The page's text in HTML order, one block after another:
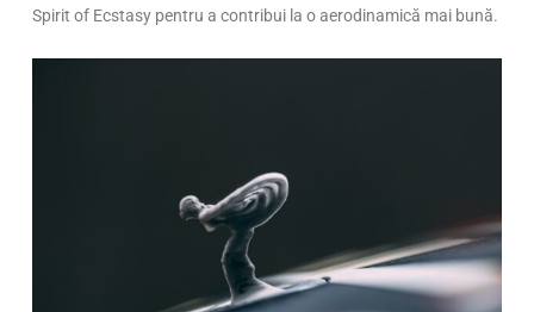
Spirit of Ecstasy pentru a contribui la o aerodinamică mai bună.